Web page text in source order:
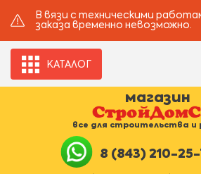
В вязи с техническими
заказа временно невозможно.
КАТАЛОГ
магазин
все для строительства и
8 (843) 210-